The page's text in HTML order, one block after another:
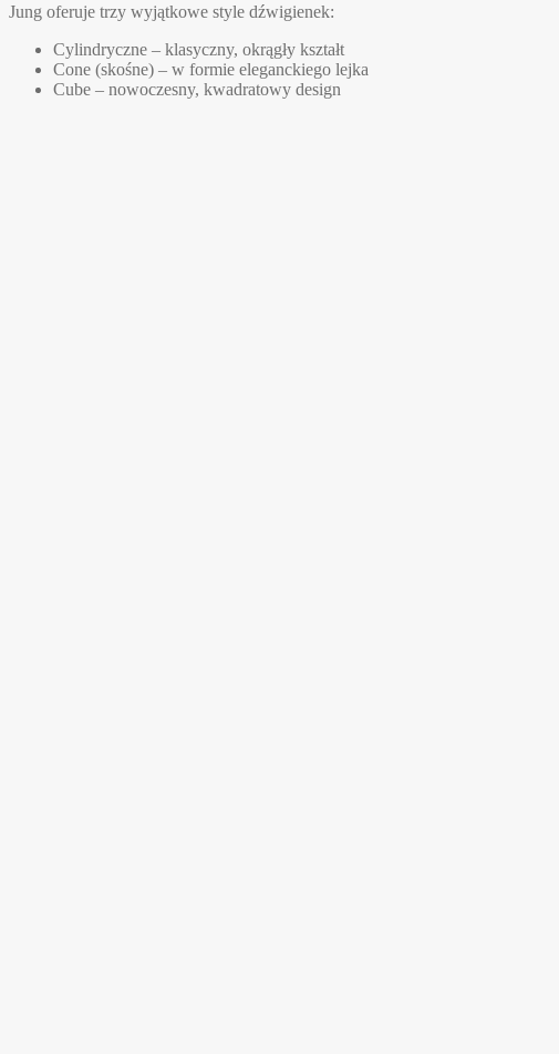
Jung oferuje trzy wyjątkowe style dźwigienek:
Cylindryczne – klasyczny, okrągły kształt
Cone (skośne) – w formie eleganckiego lejka
Cube – nowoczesny, kwadratowy design